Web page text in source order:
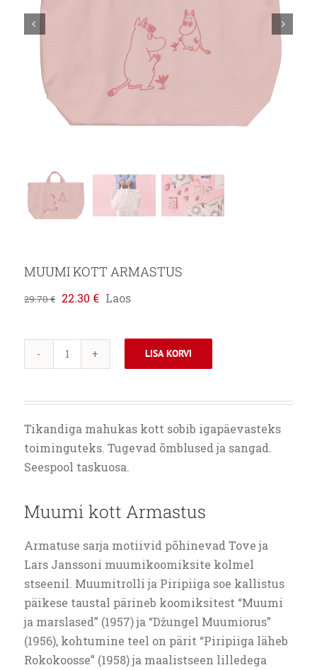
MUUMI KOTT ARMASTUS
29.70€ Algne
29.70 €.
22.30 €Praegune
Laos
MUUMI
ARMASTUS
LISA KORVI
Tikandiga mahukas kott sobib igapäevasteks
toiminguteks. Tugevad õmblused ja sangad.
Seespool taskuosa.
Muumi kott Armastus
Armatuse sarja motiivid põhinevad Tove ja
Lars Janssoni muumikoomiksite kolmel
stseenil. Muumitrolli ja Piripiiga soe kallistus
päikese taustal pärineb koomiksitest “Muumi
ja marslased” (1957) ja “Džungel Muumiorus”
(1956), kohtumine teel on pärit “Piripiiga läheb
Rokokoosse” (1958) ja maalistseen lilledega